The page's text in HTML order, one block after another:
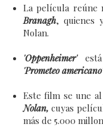
La película reúne
Branagh, quienes
Nolan.
'Oppenheimer'
'Prometeo americano'
Este film se une
Nolan, cuyas
más de 5.000